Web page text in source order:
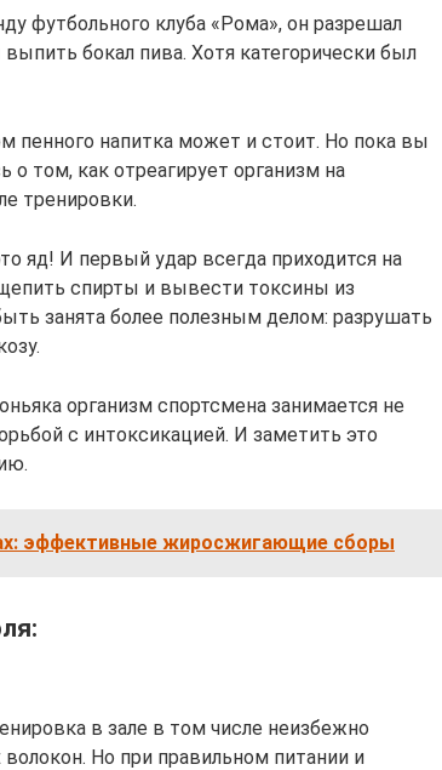
футбольного клуба «Рома», он разрешал
бокал пива. Хотя категорически был
пенного напитка может и стоит. Но пока вы
о том, как отреагирует организм на
тренировки.
яд! И первый удар всегда приходится на
спирты и вывести токсины из
занята более полезным делом: разрушать
организм спортсмена занимается не
с интоксикацией. И заметить это
эффективные жиросжигающие сборы
в зале в том числе неизбежно
Но при правильном питании и